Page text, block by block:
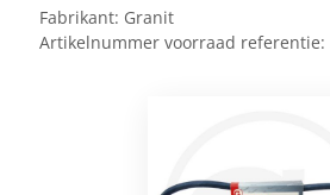
Fabrikant: Granit
Artikelnummer voorraad referentie: